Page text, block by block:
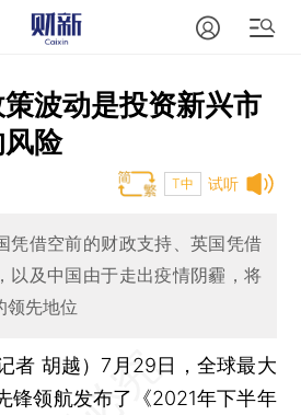
波动是投资新兴市
险
试听
T中
凭借空前的财政支持、英国凭借
以及中国由于走出疫情阴霾，将
领先地位
者 胡越） 7月29日，全球最大
锋领航发布了《2021年下半年